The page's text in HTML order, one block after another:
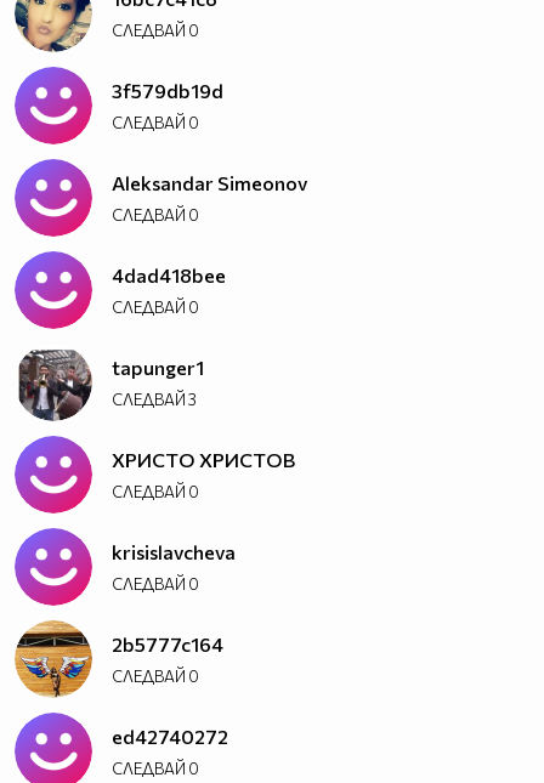
СЛЕДВАЙ 0
3f579db19d
СЛЕДВАЙ 0
Aleksandar Simeonov
СЛЕДВАЙ 0
4dad418bee
СЛЕДВАЙ 0
tapunger1
СЛЕДВАЙ3
ХРИСТО ХРИСТОВ
СЛЕДВАЙ 0
krisislavcheva
СЛЕДВАЙ 0
2b5777c164
СЛЕДВАЙ 0
ed42740272
СЛЕДВАЙ 0